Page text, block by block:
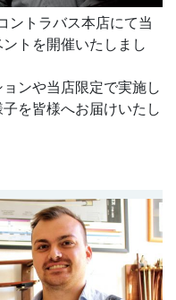
ントラバス本店にて当
トを開催いたしまし
ンや当店限定で実施し
を皆様へお届けいたし